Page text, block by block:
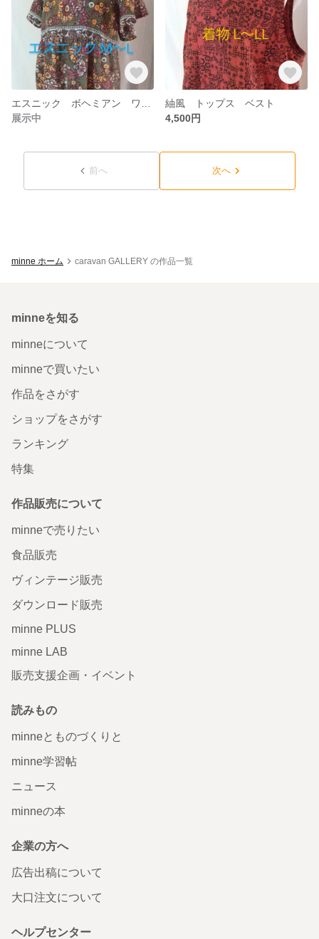
展示中
紬風 トップス ベスト
4,500円
前へ 次へ
minne ホーム caravan GALLERY の作品一覧
minneを知る
minneについて
minneで買いたい
作品をさがす
ショップをさがす
ランキング
特集
作品販売について
minneで売りたい
食品販売
ヴィンテージ販売
ダウンロード販売
minne PLUS
minne LAB
販売支援企画・イベント
読みもの
minneとものづくりと
minne学習帖
ニュース
minneの本
企業の方へ
広告出稿について
大口注文について
ヘルプセンター